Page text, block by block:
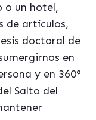
o un hotel,
de artículos,
doctoral de
en
y en 360°
Salto del